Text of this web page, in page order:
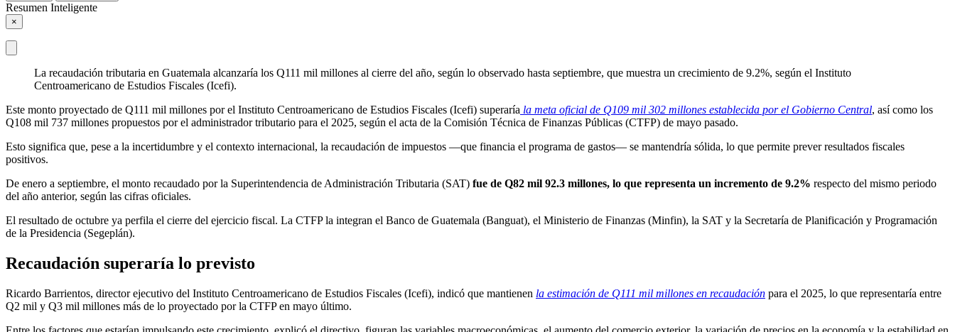
Resumen Inteligente
×
La recaudación tributaria en Guatemala alcanzaría los Q111 mil millones al cierre del año, según lo observado hasta septiembre, que muestra un crecimiento de 9.2%, según el Instituto
Centroamericano de Estudios Fiscales (Icefi).
Este monto proyectado de Q111 mil millones por el Instituto Centroamericano de Estudios Fiscales (Icefi) superaría la meta oficial de Q109 mil 302 millones establecida por el Gobierno Central, así como los
Q108 mil 737 millones propuestos por el administrador tributario para el 2025, según el acta de la Comisión Técnica de Finanzas Públicas (CTFP) de mayo pasado.
Esto significa que, pese a la incertidumbre y el contexto internacional, la recaudación de impuestos —que financia el programa de gastos— se mantendría sólida, lo que permite prever resultados fiscales
positivos.
De enero a septiembre, el monto recaudado por la Superintendencia de Administración Tributaria (SAT) fue de Q82 mil 92.3 millones, lo que representa un incremento de 9.2% respecto del mismo periodo
del año anterior, según las cifras oficiales.
El resultado de octubre ya perfila el cierre del ejercicio fiscal. La CTFP la integran el Banco de Guatemala (Banguat), el Ministerio de Finanzas (Minfin), la SAT y la Secretaría de Planificación y Programación
de la Presidencia (Segeplán).
Recaudación superaría lo previsto
Ricardo Barrientos, director ejecutivo del Instituto Centroamericano de Estudios Fiscales (Icefi), indicó que mantienen la estimación de Q111 mil millones en recaudación para el 2025, lo que representaría entre
Q2 mil y Q3 mil millones más de lo proyectado por la CTFP en mayo último.